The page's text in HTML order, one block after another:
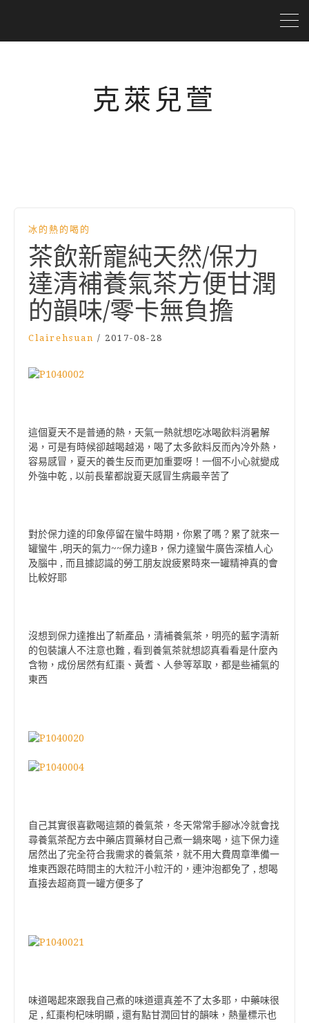
克萊兒萱
冰的熱的喝的
茶飲新寵純天然/保力
達清補養氣茶方便甘潤
的韻味/零卡無負擔
Clairehsuan / 2017-08-28
這個夏天不是普通的熱，天氣一熱就想吃冰喝飲料消暑解
渴，可是有時候卻越喝越渴，喝了太多飲料反而內冷外熱，
容易感冒，夏天的養生反而更加重要呀！一個不小心就變成
外強中乾 , 以前長輩都說夏天感冒生病最辛苦了
對於保力達的印象停留在蠻牛時期，你累了嗎？累了就來一
罐蠻牛 ,明天的氣力~~保力達B，保力達蠻牛廣告深植人心
及腦中 , 而且據認識的勞工朋友說疲累時來一罐精神真的會
比較好耶
沒想到保力達推出了新產品，清補養氣茶，明亮的藍字清新
的包裝讓人不注意也難 , 看到養氣茶就想認真看看是什麼內
含物，成份居然有紅棗、黃耆、人參等萃取，都是些補氣的
東西
自己其實很喜歡喝這類的養氣茶，冬天常常手腳冰冷就會找
尋養氣茶配方去中藥店買藥材自己煮一鍋來喝，這下保力達
居然出了完全符合我需求的養氣茶，就不用大費周章準備一
堆東西跟花時間主的大粒汗小粒汗的，連沖泡都免了 , 想喝
直接去超商買一罐方便多了
味道喝起來跟我自己煮的味道還真差不了太多耶，中藥味很
足 , 紅棗枸杞味明顯 , 還有點甘潤回甘的韻味，熱量標示也